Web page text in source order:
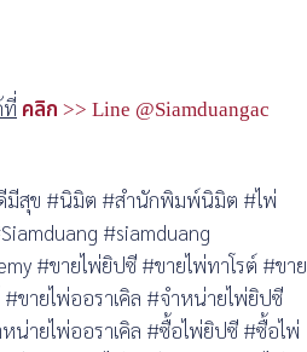
ที่ คลิก >> Line @Siamduangac
ดีมีสุข #นิมิต #สำนักพิมพ์นิมิต #ไพ่
#siamduang
#ขายไพ่ยิปซี #ขายไพ่ทาโรต์ #ขาย
ขายไพ่ออราเคิล #จำหน่ายไพ่ยิปซี
น่ายไพ่ออราเคิล #ซื้อไพ่ยิปซี #ซื้อไพ่